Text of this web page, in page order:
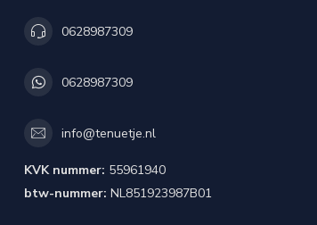
0628987309
0628987309
info@tenuetje.nl
KVK nummer: 55961940
btw-nummer: NL851923987B01